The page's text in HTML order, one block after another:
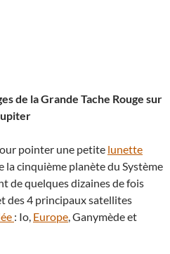
de la Grande Tache Rouge sur
pointer une petite lunette
la cinquième planète du Système
de quelques dizaines de fois
des 4 principaux satellites
: Io, Europe , Ganymède et